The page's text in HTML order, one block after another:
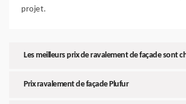
projet.
Les meilleurs prix de ravalement de façade sont
Prix ravalement de façade Plufur